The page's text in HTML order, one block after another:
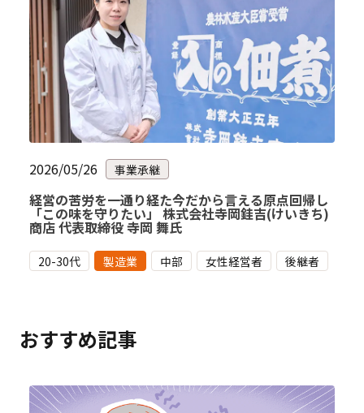
2026/05/26 事業承継
経営の苦労を一通り経た今だから言える原点回帰し
「この味を守りたい」 株式会社寺岡銈吉(けいきち)
商店 代表取締役 寺岡 舞氏
20-30代 製造業 中部 女性経営者 後継者
おすすめ記事